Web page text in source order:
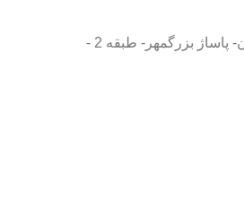
رشت- خیابان بیستون- پاساژ بزرگمهر- طبقه 2 -